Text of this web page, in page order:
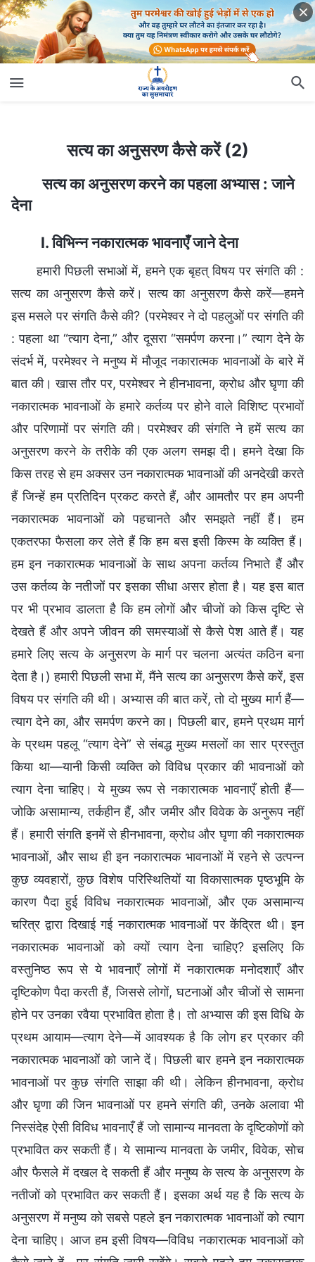
सत्य का अनुसरण कैसे करें (2)
सत्य का अनुसरण करने का पहला अभ्यास : जाने
देना
I. विभिन्न नकारात्मक भावनाएँ जाने देना
हमारी पिछली सभाओं में, हमने एक बृहत् विषय पर संगति की :
सत्य का अनुसरण कैसे करें। सत्य का अनुसरण कैसे करें—हमने
इस मसले पर संगति कैसे की? (परमेश्वर ने दो पहलुओं पर संगति की
: पहला था “त्याग देना,” और दूसरा “समर्पण करना।” त्याग देने के
संदर्भ में, परमेश्वर ने मनुष्य में मौजूद नकारात्मक भावनाओं के बारे में
बात की। खास तौर पर, परमेश्वर ने हीनभावना, क्रोध और घृणा की
नकारात्मक भावनाओं के हमारे कर्तव्य पर होने वाले विशिष्ट प्रभावों
और परिणामों पर संगति की। परमेश्वर की संगति ने हमें सत्य का
अनुसरण करने के तरीके की एक अलग समझ दी। हमने देखा कि
किस तरह से हम अक्सर उन नकारात्मक भावनाओं की अनदेखी करते
हैं जिन्हें हम प्रतिदिन प्रकट करते हैं, और आमतौर पर हम अपनी
नकारात्मक भावनाओं को पहचानते और समझते नहीं हैं। हम
एकतरफा फैसला कर लेते हैं कि हम बस इसी किस्म के व्यक्ति हैं।
हम इन नकारात्मक भावनाओं के साथ अपना कर्तव्य निभाते हैं और
उस कर्तव्य के नतीजों पर इसका सीधा असर होता है। यह इस बात
पर भी प्रभाव डालता है कि हम लोगों और चीजों को किस दृष्टि से
देखते हैं और अपने जीवन की समस्याओं से कैसे पेश आते हैं। यह
हमारे लिए सत्य के अनुसरण के मार्ग पर चलना अत्यंत कठिन बना
देता है।) हमारी पिछली सभा में, मैंने सत्य का अनुसरण कैसे करें, इस
विषय पर संगति की थी। अभ्यास की बात करें, तो दो मुख्य मार्ग हैं—
त्याग देने का, और समर्पण करने का। पिछली बार, हमने प्रथम मार्ग
के प्रथम पहलू “त्याग देने” से संबद्ध मुख्य मसलों का सार प्रस्तुत
किया था—यानी किसी व्यक्ति को विविध प्रकार की भावनाओं को
त्याग देना चाहिए। ये मुख्य रूप से नकारात्मक भावनाएँ होती हैं—
जोकि असामान्य, तर्कहीन हैं, और जमीर और विवेक के अनुरूप नहीं
हैं। हमारी संगति इनमें से हीनभावना, क्रोध और घृणा की नकारात्मक
भावनाओं, और साथ ही इन नकारात्मक भावनाओं में रहने से उत्पन्न
कुछ व्यवहारों, कुछ विशेष परिस्थितियों या विकासात्मक पृष्ठभूमि के
कारण पैदा हुई विविध नकारात्मक भावनाओं, और एक असामान्य
चरित्र द्वारा दिखाई गई नकारात्मक भावनाओं पर केंद्रित थी। इन
नकारात्मक भावनाओं को क्यों त्याग देना चाहिए? इसलिए कि
वस्तुनिष्ठ रूप से ये भावनाएँ लोगों में नकारात्मक मनोदशाएँ और
दृष्टिकोण पैदा करती हैं, जिससे लोगों, घटनाओं और चीजों से सामना
होने पर उनका रवैया प्रभावित होता है। तो अभ्यास की इस विधि के
प्रथम आयाम—त्याग देने—में आवश्यक है कि लोग हर प्रकार की
नकारात्मक भावनाओं को जाने दें। पिछली बार हमने इन नकारात्मक
भावनाओं पर कुछ संगति साझा की थी। लेकिन हीनभावना, क्रोध
और घृणा की जिन भावनाओं पर हमने संगति की, उनके अलावा भी
निस्संदेह ऐसी विविध भावनाएँ हैं जो सामान्य मानवता के दृष्टिकोणों को
प्रभावित कर सकती हैं। ये सामान्य मानवता के जमीर, विवेक, सोच
और फैसले में दखल दे सकती हैं और मनुष्य के सत्य के अनुसरण के
नतीजों को प्रभावित कर सकती हैं। इसका अर्थ यह है कि सत्य के
अनुसरण में मनुष्य को सबसे पहले इन नकारात्मक भावनाओं को त्याग
देना चाहिए। आज हम इसी विषय—विविध नकारात्मक भावनाओं को